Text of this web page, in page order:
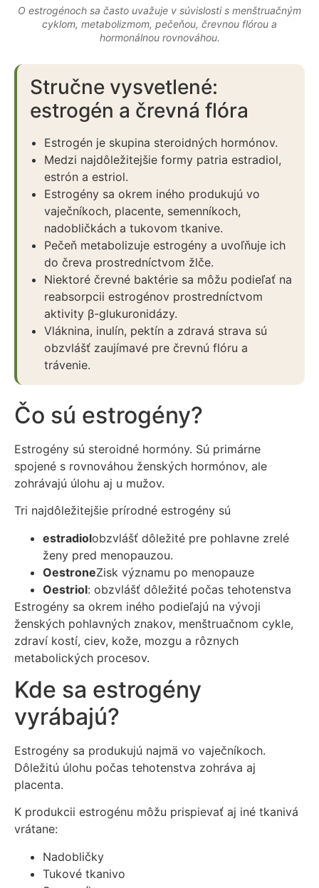
O estrogénoch sa často uvažuje v súvislosti s menštruačným
cyklom, metabolizmom, pečeňou, črevnou flórou a
hormonálnou rovnováhou.
Stručne vysvetlené:
estrogén a črevná flóra
Estrogén je skupina steroidných hormónov.
Medzi najdôležitejšie formy patria estradiol,
estrón a estriol.
Estrogény sa okrem iného produkujú vo
vaječníkoch, placente, semenníkoch,
nadobličkách a tukovom tkanive.
Pečeň metabolizuje estrogény a uvoľňuje ich
do čreva prostredníctvom žlče.
Niektoré črevné baktérie sa môžu podieľať na
reabsorpcii estrogénov prostredníctvom
aktivity β-glukuronidázy.
Vláknina, inulín, pektín a zdravá strava sú
obzvlášť zaujímavé pre črevnú flóru a
trávenie.
Čo sú estrogény?
Estrogény sú steroidné hormóny. Sú primárne
spojené s rovnováhou ženských hormónov, ale
zohrávajú úlohu aj u mužov.
Tri najdôležitejšie prírodné estrogény sú
estradiolobzvlášť dôležité pre pohlavne zrelé
ženy pred menopauzou.
OestroneZisk významu po menopauze
Oestriol: obzvlášť dôležité počas tehotenstva
Estrogény sa okrem iného podieľajú na vývoji
ženských pohlavných znakov, menštruačnom cykle,
zdraví kostí, ciev, kože, mozgu a rôznych
metabolických procesov.
Kde sa estrogény
vyrábajú?
Estrogény sa produkujú najmä vo vaječníkoch.
Dôležitú úlohu počas tehotenstva zohráva aj
placenta.
K produkcii estrogénu môžu prispievať aj iné tkanivá
vrátane:
Nadobličky
Tukové tkanivo